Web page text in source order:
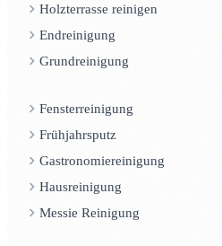
Holzterrasse reinigen
Endreinigung
Grundreinigung
Fensterreinigung
Frühjahrsputz
Gastronomiereinigung
Hausreinigung
Messie Reinigung